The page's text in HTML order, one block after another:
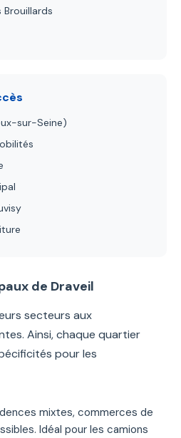
Brouillards
sur-Seine)
de Draveil
secteurs aux
Ainsi, chaque quartier
pour les
mixtes, commerces de
Idéal pour les camions